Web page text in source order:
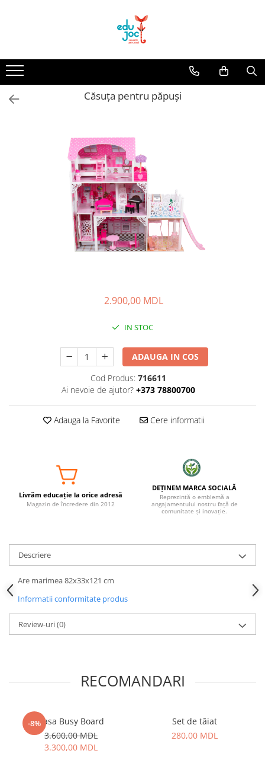
1-2 ani
3-4 ani
5-7 ani
Căsuța pentru păpuși
2.900,00 MDL
IN STOC
ADAUGA IN COS
Cod Produs: 716611
Ai nevoie de ajutor? +373 78800700
Adauga la Favorite Cere informatii
Livrăm educație la orice adresă
Magazin de încredere din 2012
DEȚINEM MARCA SOCIALĂ
Reprezintă o emblemă a
angajamentului nostru față de
comunitate și inovație.
Descriere
Are marimea 82x33x121 cm
Informatii conformitate produs
Review-uri(0)
RECOMANDARI
-8%Casa Busy Board
3.600,00 MDL
3.300,00 MDL
Set de tăiat
280,00 MDL